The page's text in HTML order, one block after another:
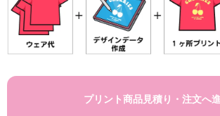
プリント商品見積り・注文へ